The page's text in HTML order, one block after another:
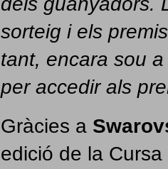
sorteig i els
tant, encara sou
per accedir als
Gràcies a
edició de la